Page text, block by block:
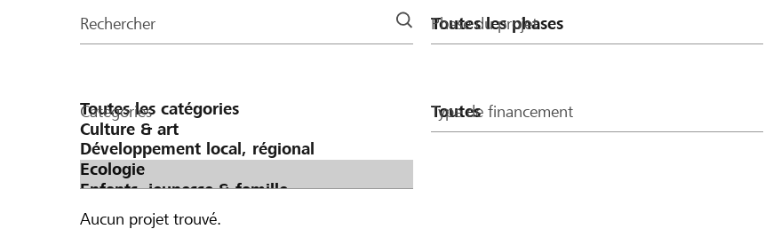
la
Rechercher Phase du projet
Catégories Type de financement
Aucun projet trouvé.